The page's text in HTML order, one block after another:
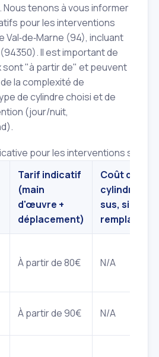
Nous tenons à vous informer
pour les interventions
Val‑de‑Marne (94), incluant
Il est important de
sont "à partir de" et peuvent
la complexité de
de cylindre choisi et de
(jour/nuit,
pour les interventions sur
Tarif indicatif
(main
d'œuvre +
déplacement)
Coût du
cylindre (en
sus, si
À partir de 80€ N/A
À partir de 90€ N/A